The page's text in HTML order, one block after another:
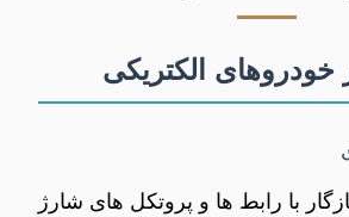
با رابط ها و پروتکل های شارژ